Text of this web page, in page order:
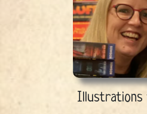
Illustrations